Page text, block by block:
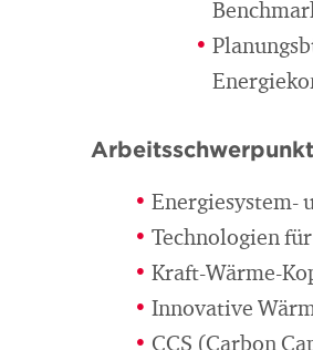
Energiesystem-
Technologien
Kraft-Wärme-
Innovative
CCS (Carbon